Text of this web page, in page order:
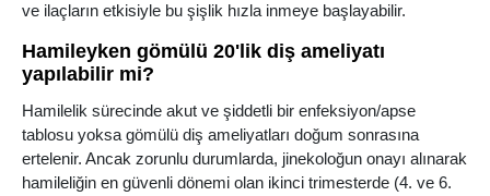
ve ilaçların etkisiyle bu şişlik hızla inmeye başlayabilir.
Hamileyken gömülü 20'lik diş ameliyatı
yapılabilir mi?
Hamilelik sürecinde akut ve şiddetli bir enfeksiyon/apse
tablosu yoksa gömülü diş ameliyatları doğum sonrasına
ertelenir. Ancak zorunlu durumlarda, jinekoloğun onayı alınarak
hamileliğin en güvenli dönemi olan ikinci trimesterde (4. ve 6.